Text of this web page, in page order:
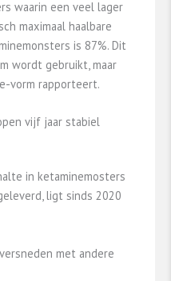
waarin een veel lager
maximaal haalbare
is 87%. Dit
wordt gebruikt, maar
vorm rapporteert.
vijf jaar stabiel
in ketaminemosters
ligt sinds 2020
met andere